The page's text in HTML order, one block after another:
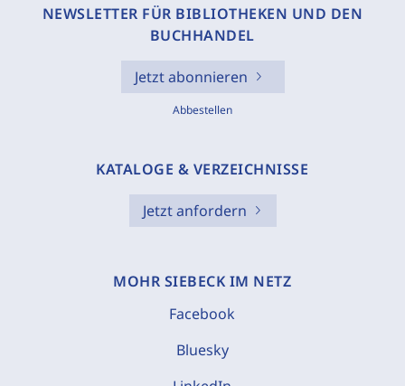
NEWSLETTER FÜR BIBLIOTHEKEN UND DEN
BUCHHANDEL
Jetzt abonnieren
Abbestellen
KATALOGE & VERZEICHNISSE
Jetzt anfordern
MOHR SIEBECK IM NETZ
Facebook
Bluesky